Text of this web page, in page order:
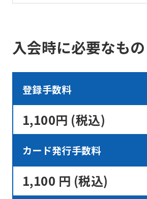
入会時に必要なもの
登録手数料
1,100円 (税込)
カード発行手数料
1,100 円 (税込)
not